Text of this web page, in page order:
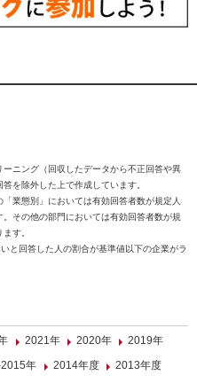
ニング（回収したデータから不正回答や異
を除外した上で作成しています。
業態別」においては有効回答者数が規定人
その他の部門においては有効回答者数が規
す。
と回答した人の割合が基準値以下の企業がラ
2021年 2020年
2019年
年 2014年度
2013年度